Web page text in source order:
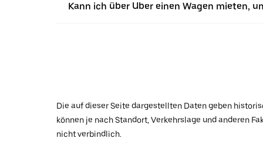
Kann ich über Uber einen Wagen mieten,
Die auf dieser Seite dargestellten Daten geben
können je nach Standort, Verkehrslage und anderen
nicht verbindlich.